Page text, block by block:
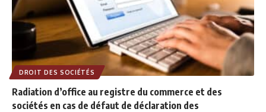
DROIT DES SOCIÉTÉS
Radiation d’office au registre du commerce et des
sociétés en cas de défaut de déclaration des